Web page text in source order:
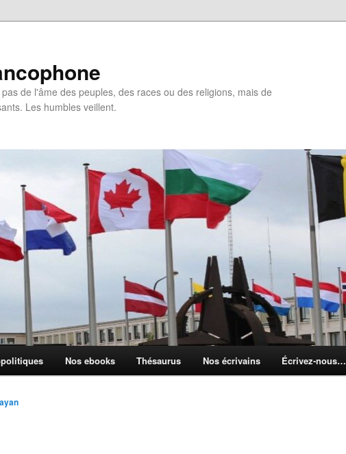
de l'âme des peuples, des races ou des religions, mais de
Les humbles veillent.
Nos ebooks Thésaurus Nos écrivains Écrivez-nous…